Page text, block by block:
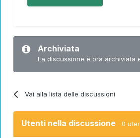
Archiviata
La discussione è ora archiviata
Vai alla lista delle discussioni
Utenti nella discussione 0